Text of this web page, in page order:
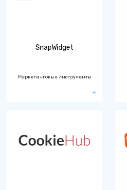
SnapWidget
Маркетинговые инструменты